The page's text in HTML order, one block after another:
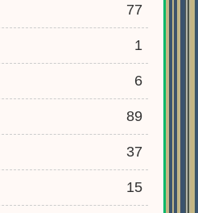
77
1
6
89
37
15